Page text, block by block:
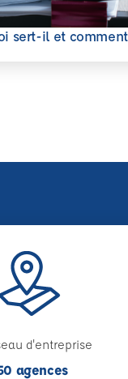
sert-il et
d'entreprise
agences